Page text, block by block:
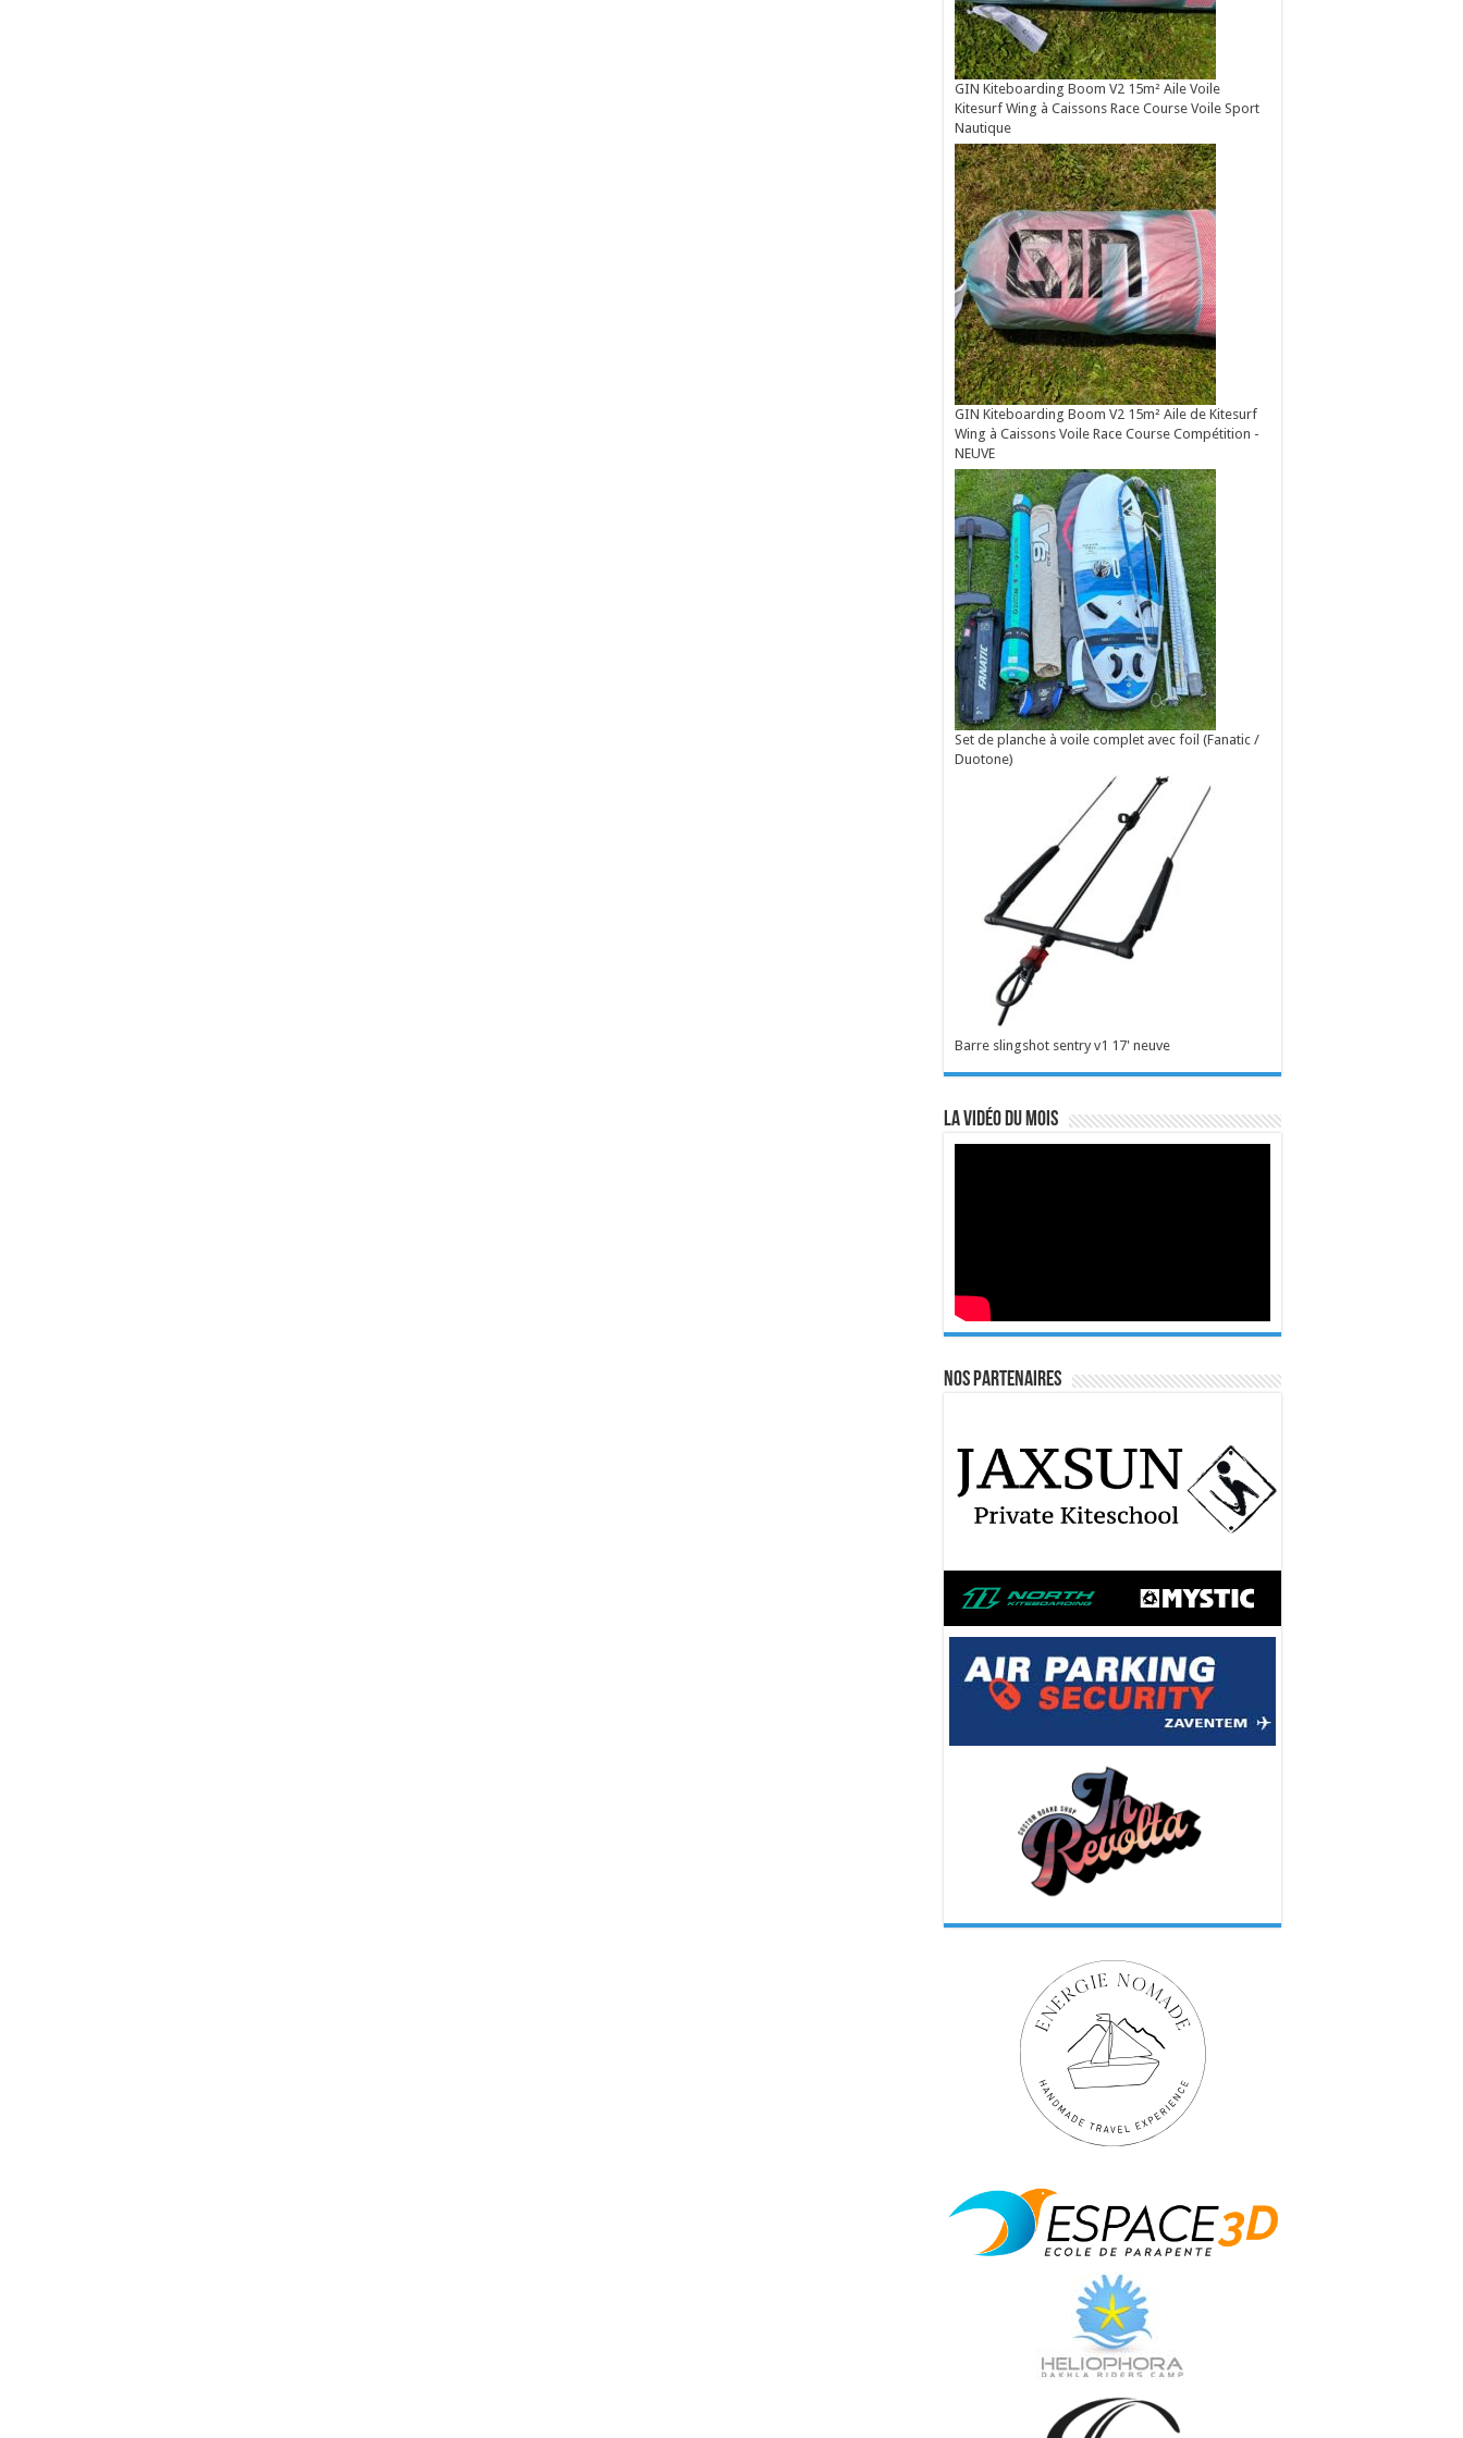
GIN Kiteboarding Boom V2 15m² Aile Voile
Kitesurf Wing à Caissons Race Course Voile Sport
Nautique
GIN Kiteboarding Boom V2 15m² Aile de Kitesurf
Wing à Caissons Voile Race Course Compétition -
NEUVE
Set de planche à voile complet avec foil (Fanatic /
Duotone)
Barre slingshot sentry v1 17' neuve
La vidéo du mois
Nos Partenaires